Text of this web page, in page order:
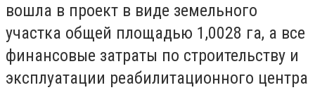
вошла в проект в виде земельного
участка общей площадью 1,0028 га, а все
финансовые затраты по строительству и
эксплуатации реабилитационного центра